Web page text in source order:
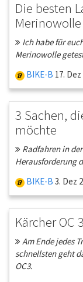
Die besten
Merinowolle
Ich habe für
Merinowolle
BIKE-B 17.
3 Sachen,
möchte
Radfahren in
Herausforderung
BIKE-B 3. Dez
Kärcher OC
Am Ende jedes
schnellsten geht
OC3.